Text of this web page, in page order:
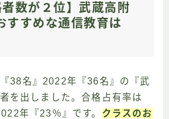
者数が２位】武蔵高附
すすめな通信教育は
38名』2022年『36名』の『武
を出しました。合格占有率は
年『23％』です。 クラスのお